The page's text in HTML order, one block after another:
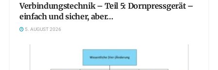
Verbindungstechnik – Teil 5: Dornpressgerät –
einfach und sicher, aber…
5. AUGUST 2026